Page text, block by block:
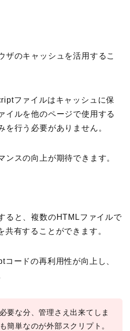
ザのキャッシュを活用するこ
ファイルはキャッシュに保
イルを他のページで使用する
を行う必要がありません。
ンスの向上が期待できます。
ると、複数のHTMLファイルで
有することができます。
ードの再利用性が向上し、
要な分、管理さえ出来てしま
簡単なのが外部スクリプト。